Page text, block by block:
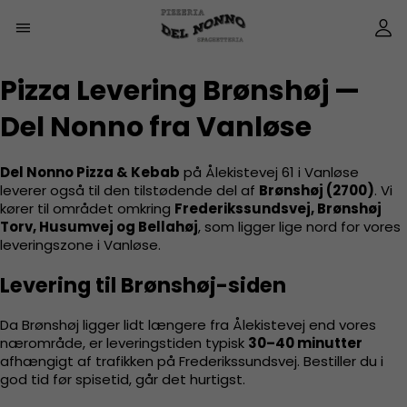
Pizza Levering Brønshøj —
Del Nonno fra Vanløse
Del Nonno Pizza & Kebab på Ålekistevej 61 i Vanløse
leverer også til den tilstødende del af Brønshøj (2700). Vi
kører til området omkring Frederikssundsvej, Brønshøj
Torv, Husumvej og Bellahøj, som ligger lige nord for vores
leveringszone i Vanløse.
Levering til Brønshøj-siden
Da Brønshøj ligger lidt længere fra Ålekistevej end vores
nærområde, er leveringstiden typisk 30–40 minutter
afhængigt af trafikken på Frederikssundsvej. Bestiller du i
god tid før spisetid, går det hurtigst.